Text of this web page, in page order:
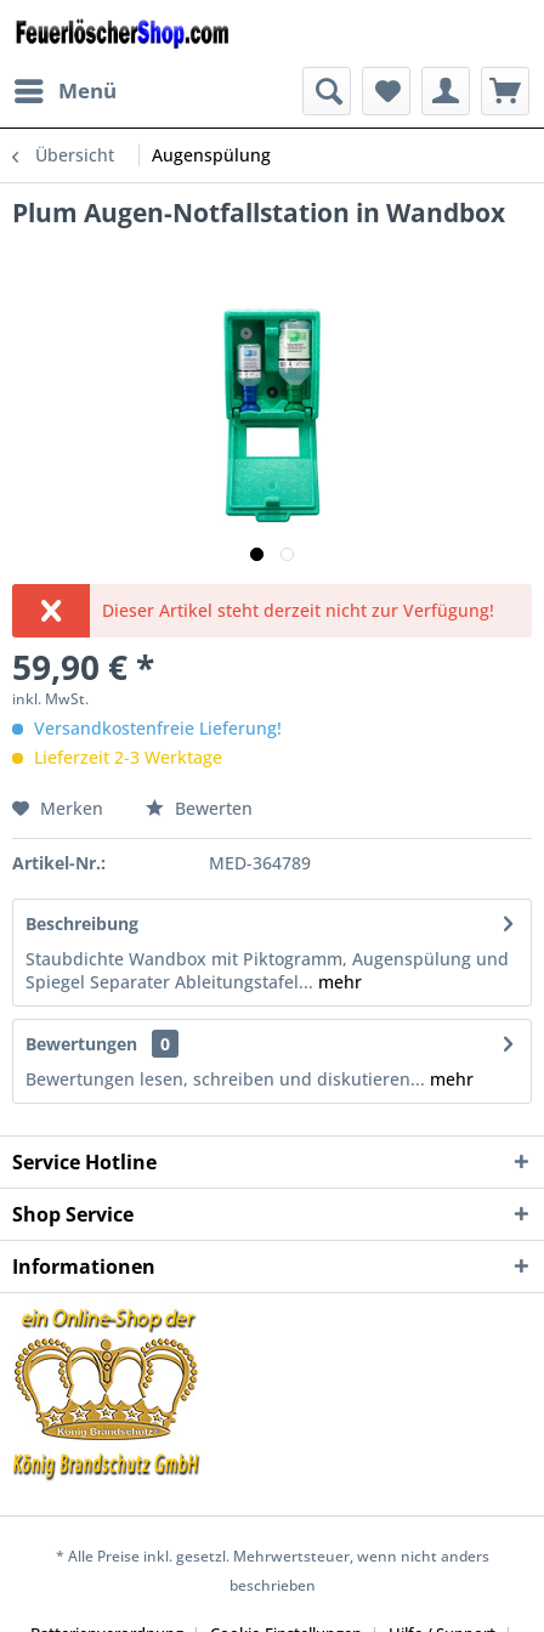
Menü
Übersicht Augenspülung
Plum Augen-Notfallstation in Wandbox
Dieser Artikel steht derzeit nicht zur Verfügung!
59,90 € *
inkl. MwSt.
Versandkostenfreie Lieferung!
Lieferzeit 2-3 Werktage
Merken Bewerten
Artikel-Nr.: MED-364789
Beschreibung
Staubdichte Wandbox mit Piktogramm, Augenspülung und
Spiegel Separater Ableitungstafel... mehr
Bewertungen
0
Bewertungen lesen, schreiben und diskutieren... mehr
Service Hotline
Shop Service
Informationen
* Alle Preise inkl. gesetzl. Mehrwertsteuer, wenn nicht anders
beschrieben